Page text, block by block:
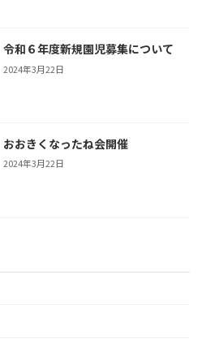
令和６年度新規園児募集について
2024年3月22日
おおきくなったね会開催
2024年3月22日